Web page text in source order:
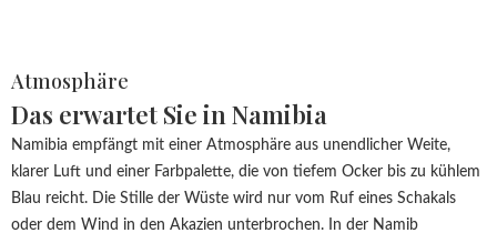
Atmosphäre
Das erwartet Sie in Namibia
Namibia empfängt mit einer Atmosphäre aus unendlicher Weite,
klarer Luft und einer Farbpalette, die von tiefem Ocker bis zu kühlem
Blau reicht. Die Stille der Wüste wird nur vom Ruf eines Schakals
oder dem Wind in den Akazien unterbrochen. In der Namib